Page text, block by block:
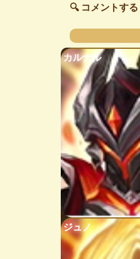
🔍 コメントする
カルナル
ジュノ